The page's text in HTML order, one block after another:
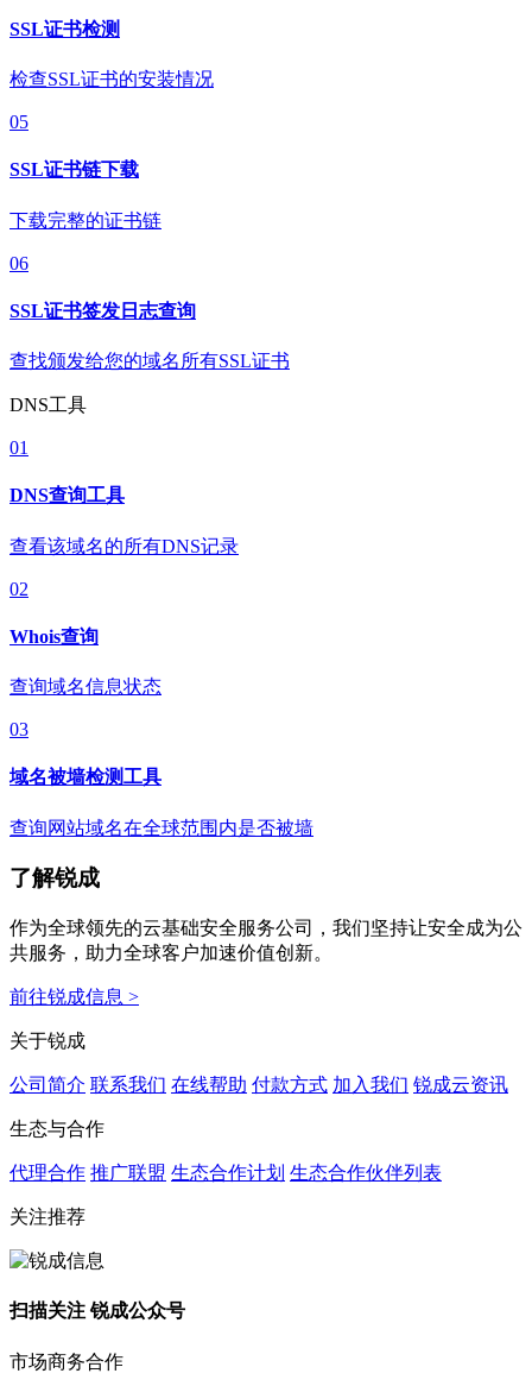
SSL证书检测
检查SSL证书的安装情况
05
SSL证书链下载
下载完整的证书链
06
SSL证书签发日志查询
查找颁发给您的域名所有SSL证书
DNS工具
01
DNS查询工具
查看该域名的所有DNS记录
02
Whois查询
查询域名信息状态
03
域名被墙检测工具
查询网站域名在全球范围内是否被墙
了解锐成
作为全球领先的云基础安全服务公司，我们坚持让安全成为公
共服务，助力全球客户加速价值创新。
前往锐成信息 >
关于锐成
公司简介 联系我们 在线帮助 付款方式 加入我们 锐成云资讯
生态与合作
代理合作 推广联盟 生态合作计划 生态合作伙伴列表
关注推荐
扫描关注 锐成公众号
市场商务合作